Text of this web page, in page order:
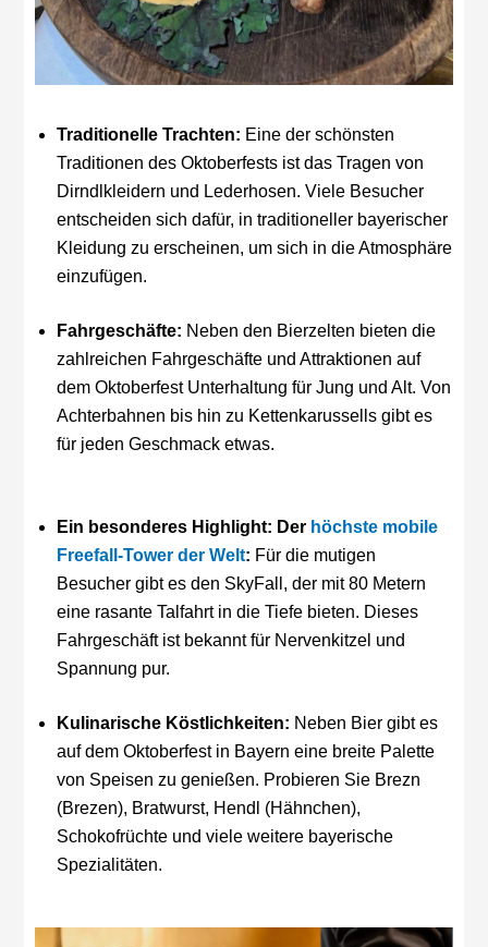
Traditionelle Trachten: Eine der schönsten
Traditionen des Oktoberfests ist das Tragen von
Dirndlkleidern und Lederhosen. Viele Besucher
entscheiden sich dafür, in traditioneller bayerischer
Kleidung zu erscheinen, um sich in die Atmosphäre
einzufügen.
Fahrgeschäfte: Neben den Bierzelten bieten die
zahlreichen Fahrgeschäfte und Attraktionen auf
dem Oktoberfest Unterhaltung für Jung und Alt. Von
Achterbahnen bis hin zu Kettenkarussells gibt es
für jeden Geschmack etwas.
Ein besonderes Highlight: Der höchste mobile
Freefall-Tower der Welt: Für die mutigen
Besucher gibt es den SkyFall, der mit 80 Metern
eine rasante Talfahrt in die Tiefe bieten. Dieses
Fahrgeschäft ist bekannt für Nervenkitzel und
Spannung pur.
Kulinarische Köstlichkeiten: Neben Bier gibt es
auf dem Oktoberfest in Bayern eine breite Palette
von Speisen zu genießen. Probieren Sie Brezn
(Brezen), Bratwurst, Hendl (Hähnchen),
Schokofrüchte und viele weitere bayerische
Spezialitäten.